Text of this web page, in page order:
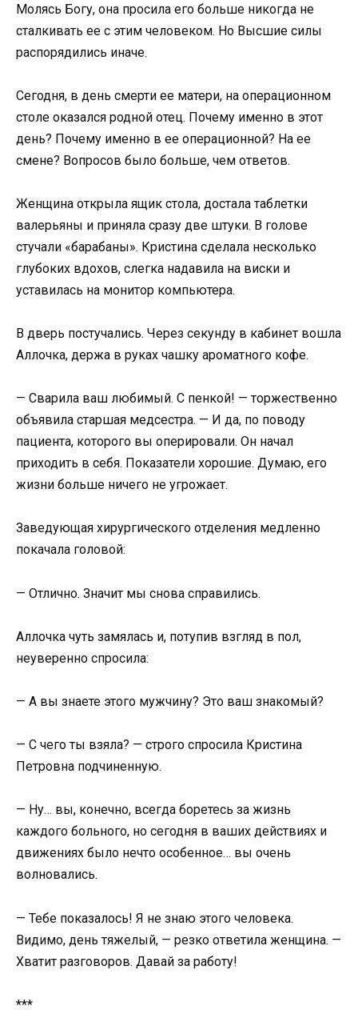
Молясь Богу, она просила его больше никогда не
сталкивать ее с этим человеком. Но Высшие силы
распорядились иначе.
Сегодня, в день смерти ее матери, на операционном
столе оказался родной отец. Почему именно в этот
день? Почему именно в ее операционной? На ее
смене? Вопросов было больше, чем ответов.
Женщина открыла ящик стола, достала таблетки
валерьяны и приняла сразу две штуки. В голове
стучали «барабаны». Кристина сделала несколько
глубоких вдохов, слегка надавила на виски и
уставилась на монитор компьютера.
В дверь постучались. Через секунду в кабинет вошла
Аллочка, держа в руках чашку ароматного кофе.
— Сварила ваш любимый. С пенкой! — торжественно
объявила старшая медсестра. — И да, по поводу
пациента, которого вы оперировали. Он начал
приходить в себя. Показатели хорошие. Думаю, его
жизни больше ничего не угрожает.
Заведующая хирургического отделения медленно
покачала головой:
— Отлично. Значит мы снова справились.
Аллочка чуть замялась и, потупив взгляд в пол,
неуверенно спросила:
— А вы знаете этого мужчину? Это ваш знакомый?
— С чего ты взяла? — строго спросила Кристина
Петровна подчиненную.
— Ну… вы, конечно, всегда боретесь за жизнь
каждого больного, но сегодня в ваших действиях и
движениях было нечто особенное… вы очень
волновались.
— Тебе показалось! Я не знаю этого человека.
Видимо, день тяжелый, — резко ответила женщина. —
Хватит разговоров. Давай за работу!
***